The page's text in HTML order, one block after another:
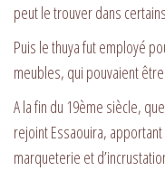
peut le trouver dans
Puis le thuya fut employé
meubles, qui pouvaient
A la fin du 19ème siècle,
rejoint Essaouira,
marqueterie et